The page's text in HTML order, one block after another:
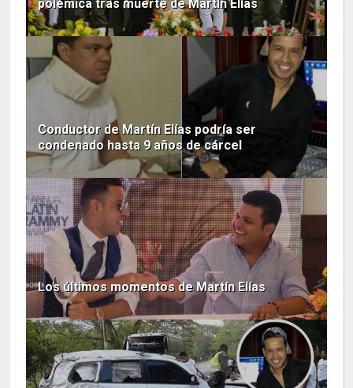
polémica tras muerte de Martín Elías
Conductor de Martín Elías podría ser
condenado hasta 9 años de cárcel
Los últimos momentos de Martín Elías